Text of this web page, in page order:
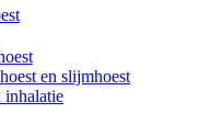
en slijmhoest
inhalatie